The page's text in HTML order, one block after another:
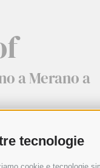
tecnologie
a Merano a